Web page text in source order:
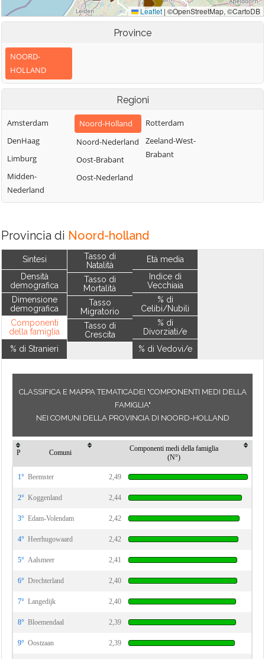
Province
NOORD-
HOLLAND
Regioni
Amsterdam
DenHaag
Limburg
Midden-
Nederland
Noord-Holland
Noord-Nederland
Oost-Brabant
Oost-Nederland
Rotterdam
Zeeland-West-
Brabant
Provincia di Noord-holland
Sintesi
Densità
demografica
Dimensione
demografica
Componenti
della famiglia
% di Stranieri
Tasso di
Natalità
Tasso di
Mortalità
Tasso
Migratorio
Tasso di
Crescita
Età media
Indice di
Vecchiaia
% di
Celibi/Nubili
% di
Divorziati/e
% di Vedovi/e
CLASSIFICA E MAPPA TEMATICADEI "COMPONENTI MEDI DELLA
FAMIGLIA"
NEI COMUNI DELLA PROVINCIA DI NOORD-HOLLAND
P Comuni
Componenti medi della famiglia
(N°)
1° Beemster 2,49
2° Koggenland 2,44
3° Edam-Volendam 2,42
4° Heerhugowaard 2,42
5° Aalsmeer 2,41
6° Drechterland 2,40
7° Langedijk 2,40
8° Bloemendaal 2,39
9° Oostzaan 2,39